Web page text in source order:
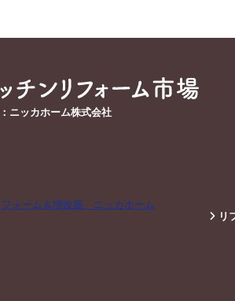
ニッカホーム株式会社
リ